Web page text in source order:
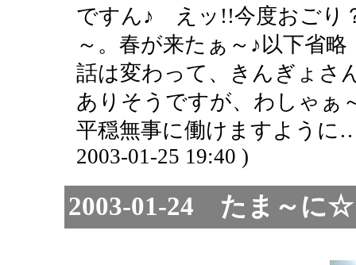
ですん♪ えッ!!今度おごり
～。春が来たぁ～♪以下省
話は変わって、きんぎょさ
ありそうですが、わしゃぁ
平穏無事に働けますよう
2003-01-25 19:40 )
2003-01-24 たま～に